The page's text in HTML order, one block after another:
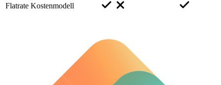
Flatrate Kostenmodell